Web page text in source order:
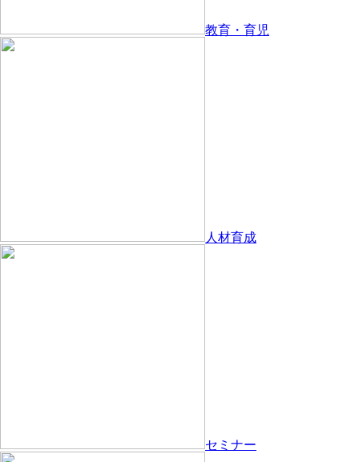
教育・育児
人材育成
セミナー